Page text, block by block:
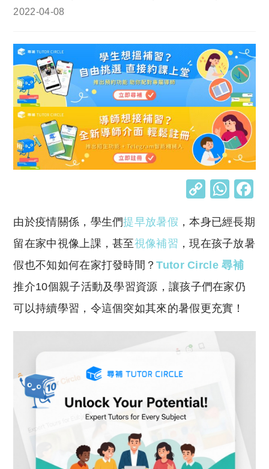
Post
2022-04-08
C
p
y
Li
n
k
W
at
s
A
p
p
由於疫情關係，學生們提早放暑假 ，本身已經長期
留在家中視像上課，甚至視像補習 ，現在孩子放暑
假也不知如何在家打發時間？Tutor Circle 尋補
推介10個親子活動及學習資源，讓孩子們在家仍
可以持續學習，令這個突如其來的暑假更充實！